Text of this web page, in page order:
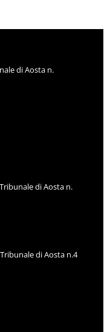
di Aosta n.
di Aosta n.
di Aosta n.4